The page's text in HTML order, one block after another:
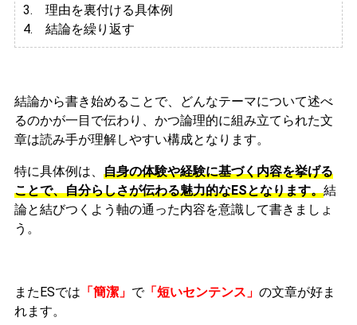
3. 理由を裏付ける具体例
4. 結論を繰り返す
結論から書き始めることで、どんなテーマについて述べ
るのかが一目で伝わり、かつ論理的に組み立てられた文
章は読み手が理解しやすい構成となります。
特に具体例は、 自身の体験や経験に基づく内容を挙げる
ことで、自分らしさが伝わる魅力的なESとなります。結
論と結びつくよう軸の通った内容を意識して書きましょ
う。
またESでは 「簡潔」 で「短いセンテンス」 の文章が好ま
れます。